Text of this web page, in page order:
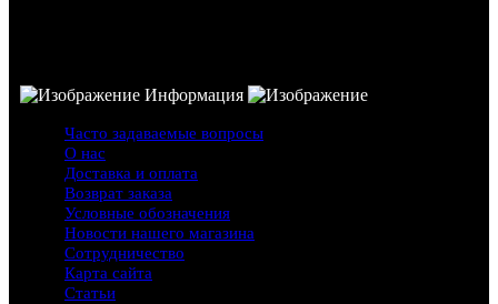
Информация
Часто задаваемые вопросы
О нас
Доставка и оплата
Возврат заказа
Условные обозначения
Новости нашего магазина
Сотрудничество
Карта сайта
Статьи